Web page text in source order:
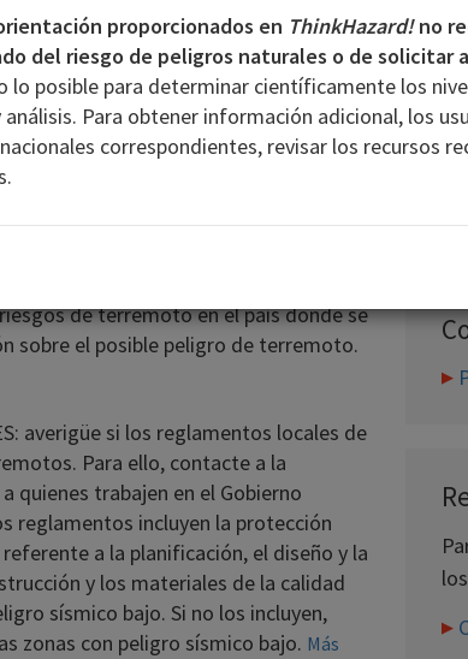
información sobre los principales
de tierras,
afectado la zona del proyecto en el
relatos de la comunidad y los
útil para complementar los
gubernamentales (p. ej., el
Ministerio de Ciencias
de terremoto en el país donde se
sobre el posible peligro de terremoto.
averigüe si los reglamentos locales de
Para ello, contacte a la
quienes trabajen en el Gobierno
reglamentos incluyen la protección
a la planificación, el diseño y la
y los materiales de la calidad
sísmico bajo. Si no los incluyen,
zonas con peligro sísmico bajo. Más
proporcionados en ThinkHazard!no
del riesgo de peligros naturales o de solicitar
lo posible para determinar científicamente los
Para obtener información adicional, los
correspondientes, revisar los recursos